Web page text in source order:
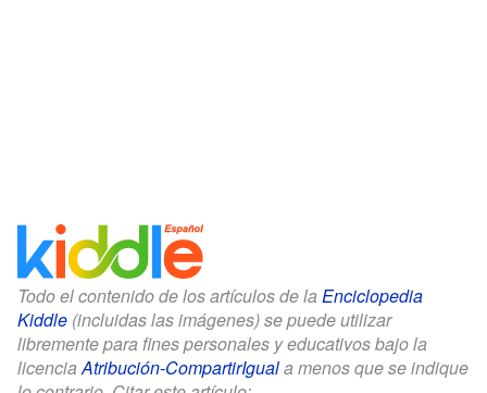
Todo el contenido de los artículos de la Enciclopedia
Kiddle (incluidas las imágenes) se puede utilizar
libremente para fines personales y educativos bajo la
licenciaAtribución-CompartirIguala menos que se indique